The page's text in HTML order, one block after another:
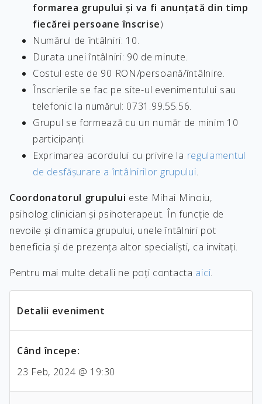
formarea grupului și va fi anunțată din timp
fiecărei persoane înscrise)
Numărul de întâlniri: 10.
Durata unei întâlniri: 90 de minute.
Costul este de 90 RON/persoană/întâlnire.
Înscrierile se fac pe site-ul evenimentului sau
telefonic la numărul: 0731.99.55.56.
Grupul se formează cu un număr de minim 10
participanți.
Exprimarea acordului cu privire la regulamentul
de desfășurare a întâlnirilor grupului.
Coordonatorul grupului este Mihai Minoiu,
psiholog clinician și psihoterapeut. În funcție de
nevoile și dinamica grupului, unele întâlniri pot
beneficia și de prezența altor specialiști, ca invitați.
Pentru mai multe detalii ne poți contacta aici.
Detalii eveniment
Când începe:
23 Feb, 2024 @ 19:30